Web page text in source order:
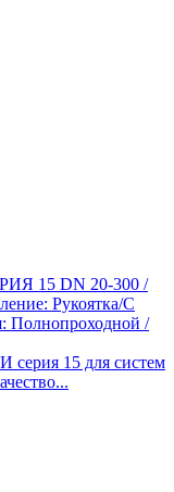
15 DN 20-300 /
Рукоятка/С
Полнопроходной /
15 для систем